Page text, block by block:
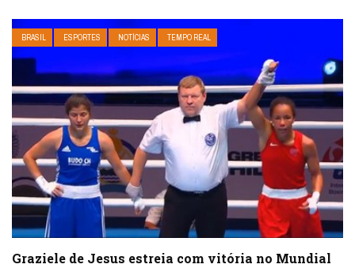
BRASIL ESPORTES NOTÍCIAS TEMPO REAL
Graziele de Jesus estreia com vitória no Mundial